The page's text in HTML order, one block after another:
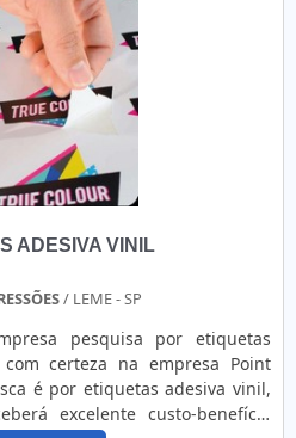
às necessidades do
e estética, essas
garantem a integridade da
conferem um toque de
elevando a percepção do
ADESIVA VINIL
/ LEME - SP
pesquisa por etiquetas
certeza na empresa Point
é por etiquetas adesiva vinil,
excelente custo-benefício